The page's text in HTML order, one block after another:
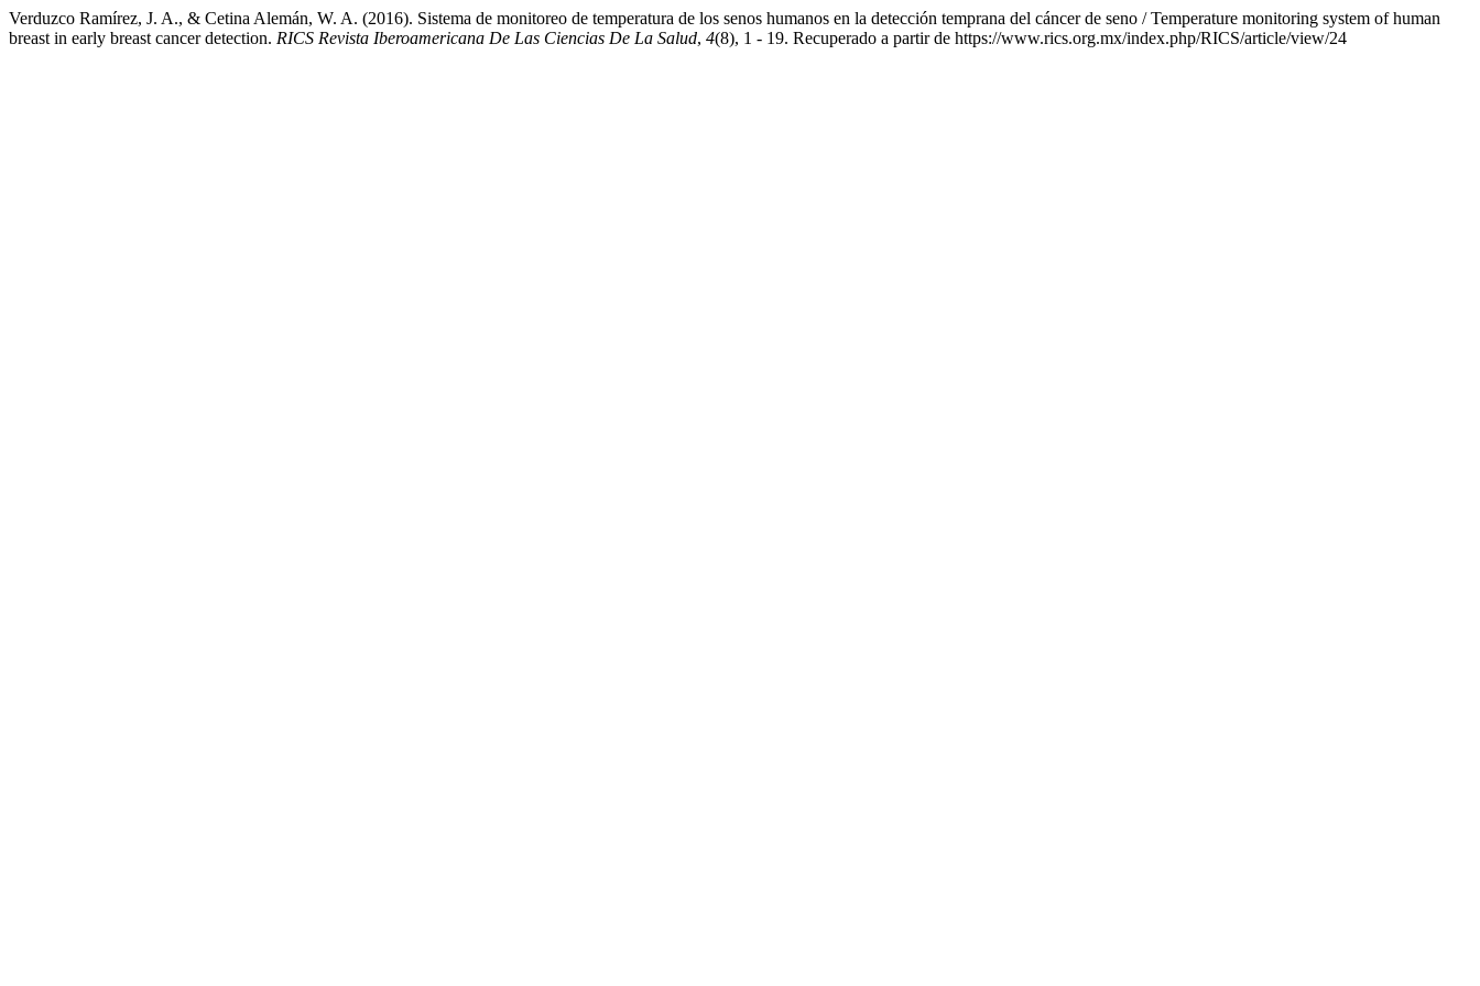
Verduzco Ramírez, J. A., & Cetina Alemán, W. A. (2016). Sistema de monitoreo de temperatura de los senos humanos en la detección temprana del cáncer de seno / Temperature monitoring system of human
breast in early breast cancer detection. RICS Revista Iberoamericana De Las Ciencias De La Salud, 4(8), 1 - 19. Recuperado a partir de https://www.rics.org.mx/index.php/RICS/article/view/24